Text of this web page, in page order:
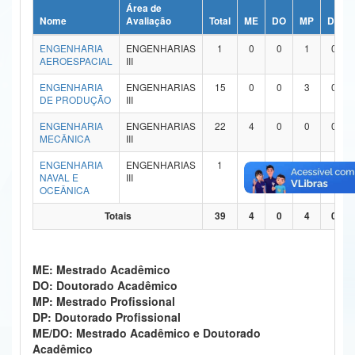
Ministério da Ciência, Tecnologia, Inovações e Comunicações
Ministério do Meio Ambiente
Ministério do Turismo
Ministério do Desenvolvimento Regional
Controladoria-Geral da União
Ministério da Mulher, da Família e dos Direitos Humanos
Gabinete de Segurança Institucional
Advocacia-Geral da União
Banco Central do Brasil
Nome
Área de
Avaliação
Total ME DO MP DP
ENGENHARIA
AEROESPACIAL
ENGENHARIAS
III
1 0 0 1 0
ENGENHARIA
DE PRODUÇÃO
ENGENHARIAS
III
15 0 0 3 0
ENGENHARIA
MECÂNICA
ENGENHARIAS
III
22 4 0 0 0
ENGENHARIA
NAVAL E
OCEÂNICA
ENGENHARIAS
III
1 0 0 0 0
Totais 39 4 0 4 0
ME: Mestrado Acadêmico
DO: Doutorado Acadêmico
MP: Mestrado Profissional
DP: Doutorado Profissional
ME/DO: Mestrado Acadêmico e Doutorado
Acadêmico